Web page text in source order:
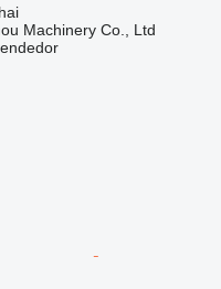
Machinery Co., Ltd